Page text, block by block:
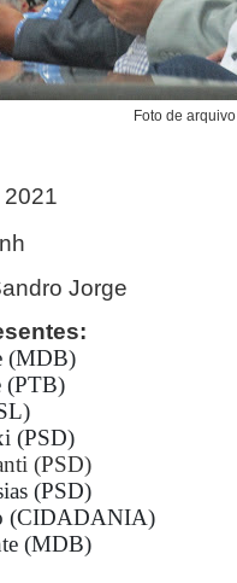
Foto de arquivo
Jorge
(MDB)
(PTB)
(PSD)
(PSD)
(PSD)
(CIDADANIA)
(MDB)